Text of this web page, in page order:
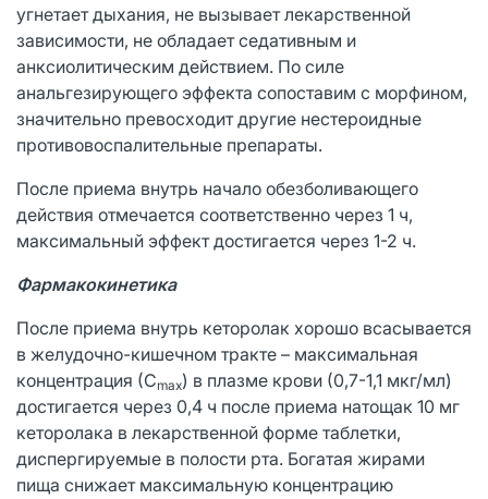
угнетает дыхания, не вызывает лекарственной
зависимости, не обладает седативным и
анксиолитическим действием. По силе
анальгезирующего эффекта сопоставим с морфином,
значительно превосходит другие нестероидные
противовоспалительные препараты.
После приема внутрь начало обезболивающего
действия отмечается соответственно через 1 ч,
максимальный эффект достигается через 1-2 ч.
Фармакокинетика
После приема внутрь кеторолак хорошо всасывается
в желудочно-кишечном тракте – максимальная
концентрация (Сmах) в плазме крови (0,7-1,1 мкг/мл)
достигается через 0,4 ч после приема натощак 10 мг
кеторолака в лекарственной форме таблетки,
диспергируемые в полости рта. Богатая жирами
пища снижает максимальную концентрацию